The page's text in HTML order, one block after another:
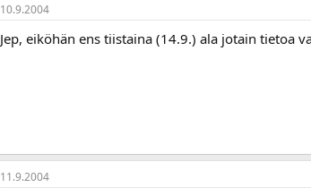
10.9.2004
Jep, eiköhän ens tiistaina (14.9.) ala jotain tietoa
11.9.2004